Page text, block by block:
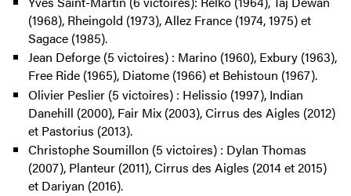
(1968), Rheingold (1973), Allez France (1974, 1975) et
Sagace (1985).
Jean Deforge (5 victoires) : Marino (1960), Exbury (1963),
Free Ride (1965), Diatome (1966) et Behistoun (1967).
Olivier Peslier (5 victoires) : Helissio (1997), Indian
Danehill (2000), Fair Mix (2003), Cirrus des Aigles (2012)
et Pastorius (2013).
Christophe Soumillon (5 victoires) : Dylan Thomas
(2007), Planteur (2011), Cirrus des Aigles (2014 et 2015)
et Dariyan (2016).